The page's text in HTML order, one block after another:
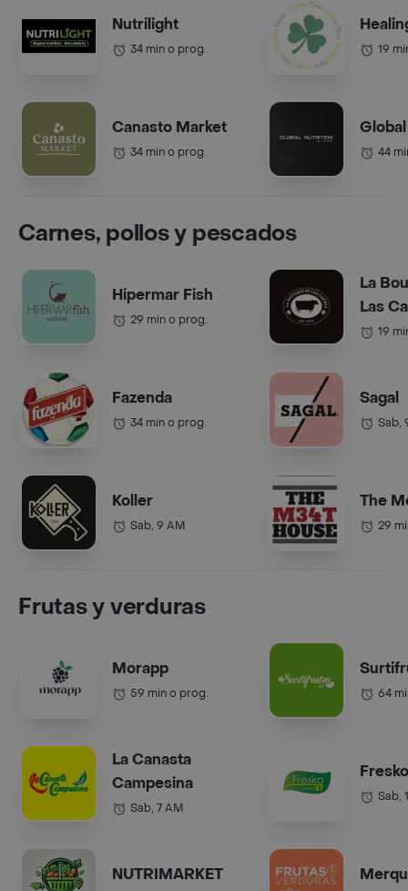
Nutrilight
34 min o prog.
Canasto Market
34 min o prog.
19
44
Carnes, pollos y pescados
Hipermar Fish
29 min o prog.
Fazenda
34 min o prog.
Koller
Sab, 9 AM
La
Las
19
Sagal
Sab,
The
29
Frutas y verduras
Morapp
59 min o prog.
La Canasta
Campesina
Sab, 7 AM
NUTRIMARKET
64
Sab,